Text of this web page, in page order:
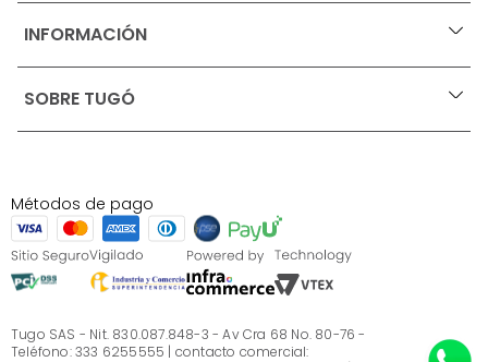
INFORMACIÓN +
Ofertas vigentes
Términos, condiciones y restricciones para productos
S.A.S
Términos, condiciones y restricciones Tugó S.A.S
Instructivo cuidado de muebles
Sé parte de Tugó
¿Quiénes somos?
Servicio al cliente
SOBRE TUGÓ +
¿Quieres vender en Tugó?
Métodos de pago
Tugo SAS - Nit. 830.087.848-3 - Av Cra 68 No. 80-76 -
Teléfono: 333 6255555 | contacto comercial: